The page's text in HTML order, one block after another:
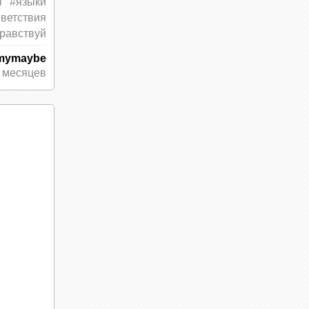
месяцев